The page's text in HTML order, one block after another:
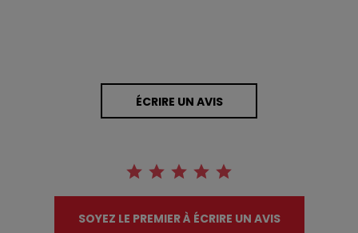
ÉCRIRE UN AVIS
SOYEZ LE PREMIER À ÉCRIRE UN AVIS